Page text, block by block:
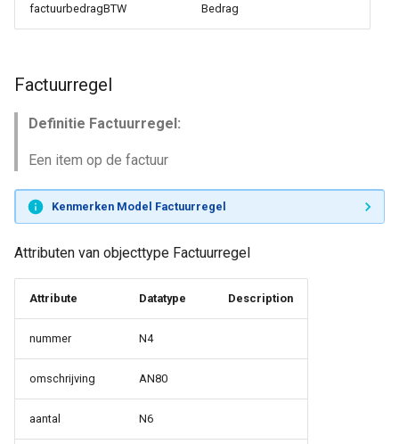
factuurbedragBTW Bedrag
Factuurregel
Definitie Factuurregel:
Een item op de factuur
Kenmerken Model Factuurregel
Attributen van objecttype Factuurregel
Attribute Datatype Description
nummer N4
omschrijving AN80
aantal N6